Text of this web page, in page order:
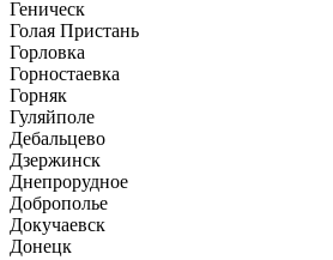
Геническ
Голая Пристань
Горловка
Горностаевка
Горняк
Гуляйполе
Дебальцево
Дзержинск
Днепрорудное
Доброполье
Докучаевск
Донецк